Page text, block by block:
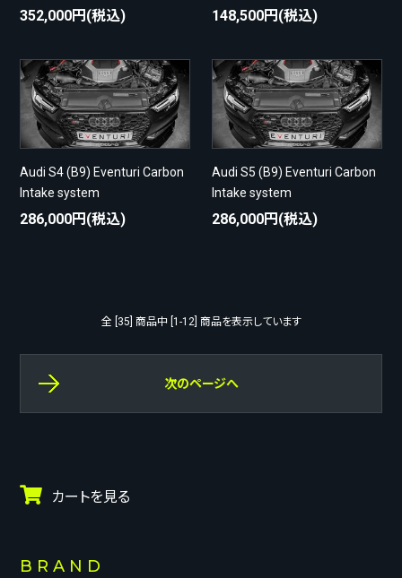
カートを見る
BRAND
352,000円(税込) 148,500円(税込)
Audi S4 (B9) Eventuri Carbon
Intake system
286,000円(税込)
Audi S5 (B9) Eventuri Carbon
Intake system
286,000円(税込)
全 [35] 商品中 [1-12] 商品を表示しています
次のページへ